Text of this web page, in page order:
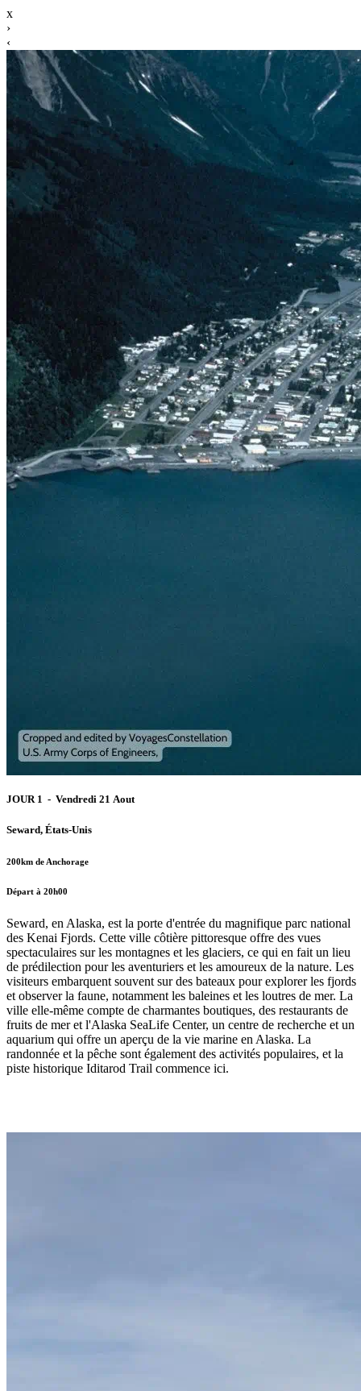
x
›
‹
JOUR 1 - Vendredi 21 Aout
Seward, États-Unis
200km de Anchorage
Départ à 20h00
Seward, en Alaska, est la porte d'entrée du magnifique parc national
des Kenai Fjords. Cette ville côtière pittoresque offre des vues
spectaculaires sur les montagnes et les glaciers, ce qui en fait un lieu
de prédilection pour les aventuriers et les amoureux de la nature. Les
visiteurs embarquent souvent sur des bateaux pour explorer les fjords
et observer la faune, notamment les baleines et les loutres de mer. La
ville elle-même compte de charmantes boutiques, des restaurants de
fruits de mer et l'Alaska SeaLife Center, un centre de recherche et un
aquarium qui offre un aperçu de la vie marine en Alaska. La
randonnée et la pêche sont également des activités populaires, et la
piste historique Iditarod Trail commence ici.